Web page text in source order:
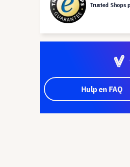
Trusted Shops
Hulp en FAQ